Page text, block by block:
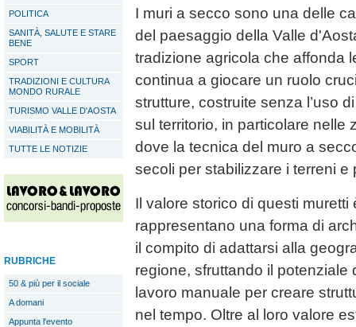
POLITICA
SANITÀ, SALUTE E STARE
BENE
SPORT
TRADIZIONI E CULTURA
MONDO RURALE
TURISMO VALLE D'AOSTA
VIABILITÀ E MOBILITÀ
TUTTE LE NOTIZIE
RUBRICHE
50 & più per il sociale
A domani
Appunta l'evento
I muri a secco sono una delle
del paesaggio della Valle
tradizione agricola che affonda
continua a giocare un ruolo
strutture, costruite senza l’uso
sul territorio, in particolare nelle
dove la tecnica del muro a
secoli per stabilizzare i terreni
Il valore storico di questi muretti
rappresentano una forma di
il compito di adattarsi alla
regione, sfruttando il potenziale
lavoro manuale per creare
nel tempo. Oltre al loro valore